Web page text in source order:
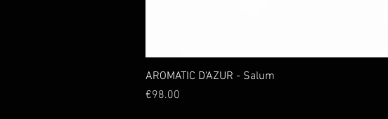
AROMATIC D'AZUR - Salum
Price
€98.00